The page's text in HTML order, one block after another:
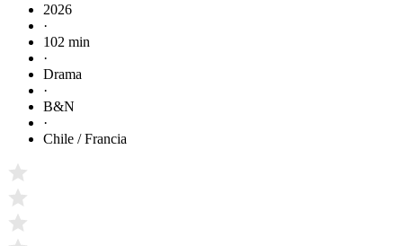
2026
·
102 min
·
Drama
·
B&N
·
Chile / Francia